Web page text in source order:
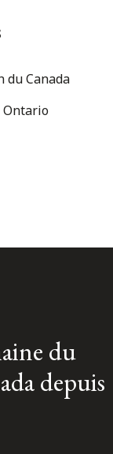
du Canada
Ontario
du
depuis